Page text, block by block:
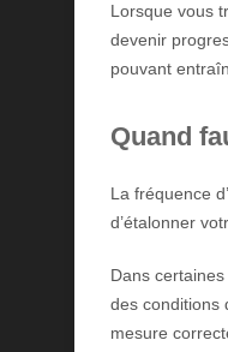
Lorsque vous
devenir
pouvant
Quand
La fréquence
d’étalonner
Dans
des conditions
mesure